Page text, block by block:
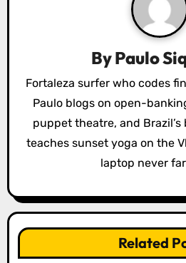
i
o
n
ByPaulo
Fortaleza surfer who codes
Paulo blogs on open-
puppet theatre, and Brazil’s
teaches sunset yoga on the
laptop never
Related